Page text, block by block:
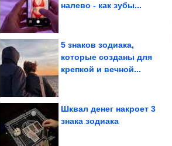
налево - как зубы...
5 знаков зодиака,
которые созданы для
крепкой и вечной...
Шквал денег накроет 3
знака зодиака